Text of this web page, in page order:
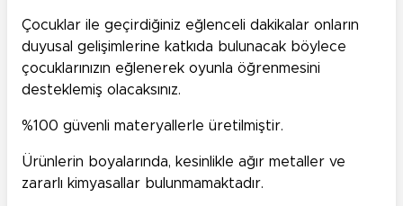
Çocuklar ile geçirdiğiniz eğlenceli dakikalar onların
duyusal gelişimlerine katkıda bulunacak böylece
çocuklarınızın eğlenerek oyunla öğrenmesini
desteklemiş olacaksınız.
%100 güvenli materyallerle üretilmiştir.
Ürünlerin boyalarında, kesinlikle ağır metaller ve
zararlı kimyasallar bulunmamaktadır.